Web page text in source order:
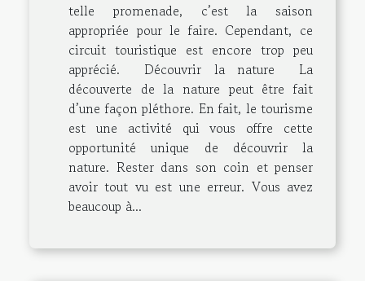
telle promenade, c’est la saison
appropriée pour le faire. Cependant, ce
circuit touristique est encore trop peu
apprécié. Découvrir la nature La
découverte de la nature peut être fait
d’une façon pléthore. En fait, le tourisme
est une activité qui vous offre cette
opportunité unique de découvrir la
nature. Rester dans son coin et penser
avoir tout vu est une erreur. Vous avez
beaucoup à...